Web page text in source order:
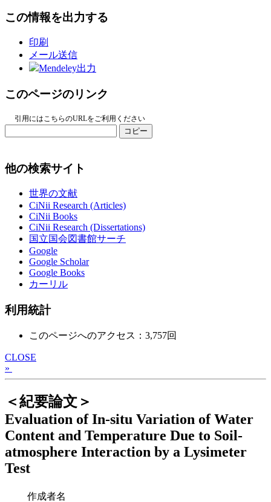
この情報を出力する
印刷
メール送信
Mendeley出力
このページのリンク
引用にはこちらのURLをご利用ください
コピー
他の検索サイト
世界の文献
CiNii Research (Articles)
CiNii Books
CiNii Research (Dissertations)
国立国会図書館サーチ
Google
Google Scholar
Google Books
カーリル
利用統計
このページへのアクセス：3,757回
CLOSE
»
＜紀要論文＞
Evaluation of In-situ Variation of Water
Content and Temperature Due to Soil-
atmosphere Interaction by a Lysimeter
Test
作成者名